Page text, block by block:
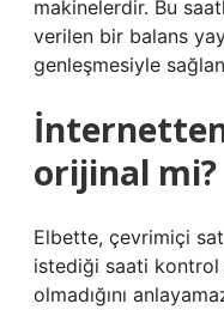
makinelerdir. Bu
verilen bir balans
genleşmesiyle
orijinal mi?
Elbette, çevrimiçi
istediği saati
olmadığını